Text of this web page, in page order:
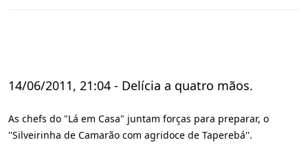
14/06/2011, 21:04 - Delícia a quatro mãos.
As chefs do "Lá em Casa" juntam forças para preparar, o
''Silveirinha de Camarão com agridoce de Taperebá''.